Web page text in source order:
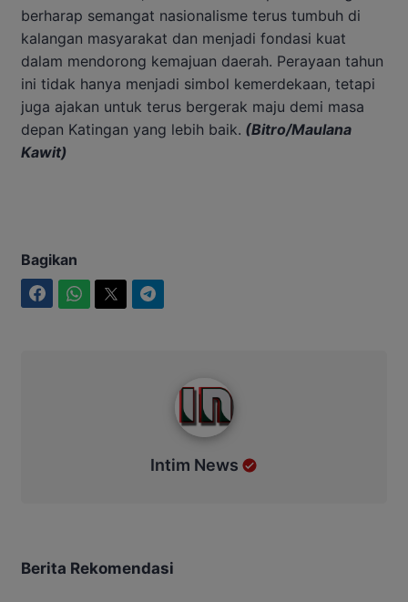
berharap semangat nasionalisme terus tumbuh di
kalangan masyarakat dan menjadi fondasi kuat
dalam mendorong kemajuan daerah. Perayaan tahun
ini tidak hanya menjadi simbol kemerdekaan, tetapi
juga ajakan untuk terus bergerak maju demi masa
depan Katingan yang lebih baik. (Bitro/Maulana
Kawit)
Bagikan
Intim News
Berita Rekomendasi